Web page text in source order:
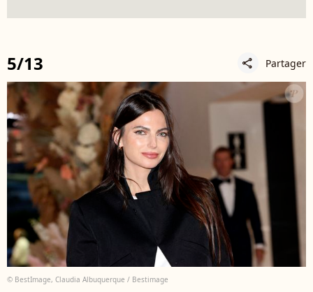
5/13 share Partager
© BestImage, Claudia Albuquerque / Bestimage